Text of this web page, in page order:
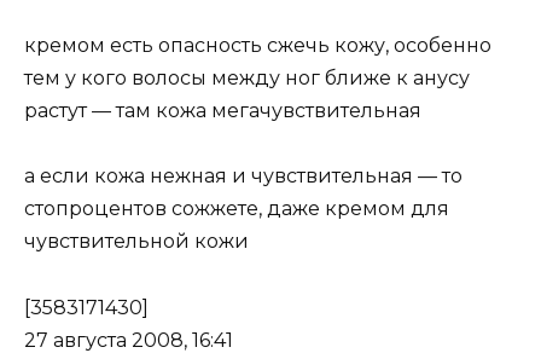
кремом есть опасность сжечь кожу, особенно
тем у кого волосы между ног ближе к анусу
растут — там кожа мегачувствительная
а если кожа нежная и чувствительная — то
стопроцентов сожжете, даже кремом для
чувствительной кожи
[3583171430]
27 августа 2008, 16:41